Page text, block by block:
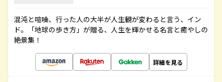
混沌と喧噪、行った人の大半が人生観が変わると言う、イン
ド。「地球の歩き方」が贈る、人生を輝かせる名言と癒やしの
絶景集！
詳細を見る